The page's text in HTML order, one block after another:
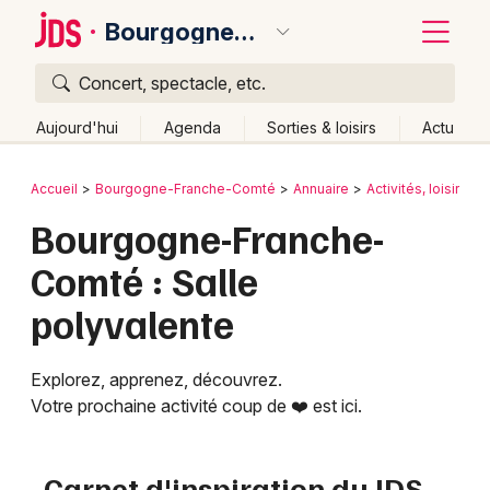
Bourgogne-Franche-Comté
Concert, spectacle, etc.
Aujourd'hui Agenda Sorties & loisirs Actu
Publier un événement
Grands événements
Activité & Expérience
Foires & salons
Bordeaux
Colmar
Lille
Marseille
Retour
Accueil Bourgogne-Franche-Comté Annuaire Activités, loisirs et
Bourgogne-Franche-
Comté : Salle
polyvalente
Explorez, apprenez, découvrez.
Votre prochaine activité coup de ❤️ est ici.
Quoi ?
Où ?
Changer de lieu
Quand ?
Aujourd'hui
Demain Ce week-end